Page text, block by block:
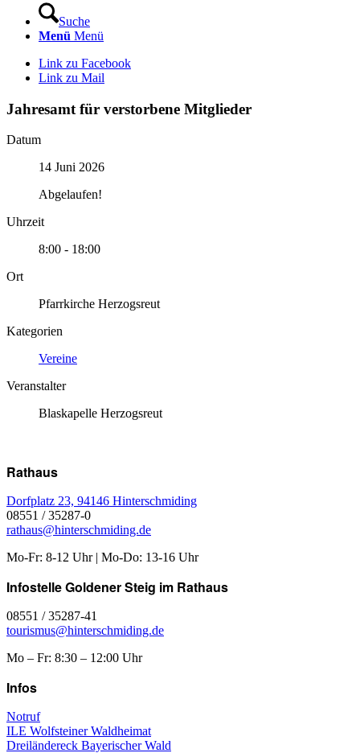
Suche
Menü Menü
Link zu Facebook
Link zu Mail
Jahresamt für verstorbene Mitglieder
Datum
14 Juni 2026
Abgelaufen!
Uhrzeit
8:00 - 18:00
Ort
Pfarrkirche Herzogsreut
Kategorien
Vereine
Veranstalter
Blaskapelle Herzogsreut
Rathaus
Dorfplatz 23, 94146 Hinterschmiding
08551 / 35287-0
rathaus@hinterschmiding.de
Mo-Fr: 8-12 Uhr | Mo-Do: 13-16 Uhr
Infostelle Goldener Steig im Rathaus
08551 / 35287-41
tourismus@hinterschmiding.de
Mo – Fr: 8:30 – 12:00 Uhr
Infos
Notruf
ILE Wolfsteiner Waldheimat
Dreiländereck Bayerischer Wald